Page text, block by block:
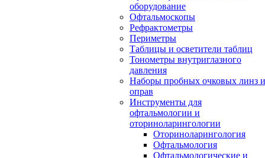
оборудование
Офтальмоскопы
Рефрактометры
Периметры
Таблицы и осветители таблиц
Тонометры внутриглазного
давления
Наборы пробных очковых линз и
оправ
Инструменты для
офтальмологии и
оториноларингологии
Оториноларингология
Офтальмология
Офтальмологические и